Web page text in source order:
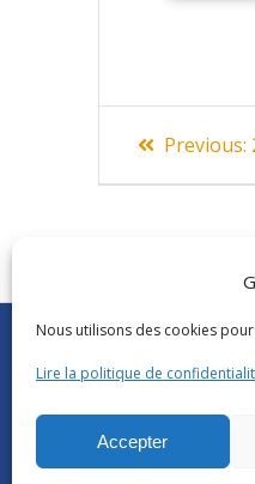
Nous utilisons des cookies
Lire la politique de
Accepter
de
Previous:
Abonnements
Séminaires ATILF
Glossaire